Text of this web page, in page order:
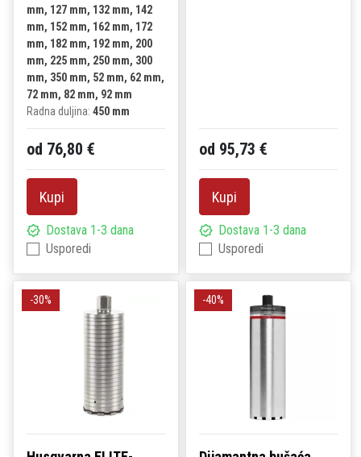
mm, 127 mm, 132 mm, 142
mm, 152 mm, 162 mm, 172
mm, 182 mm, 192 mm, 200
mm, 225 mm, 250 mm, 300
mm, 350 mm, 52 mm, 62 mm,
72 mm, 82 mm, 92 mm
Radna duljina: 450 mm
od 76,80 €
Kupi
Dostava 1-3 dana
Usporedi
od 95,73 €
Kupi
Dostava 1-3 dana
Usporedi
-30% -40%